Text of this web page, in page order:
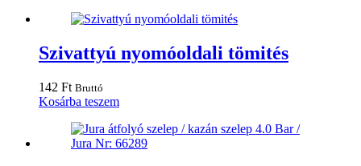
Szivattyú nyomóoldali tömités
142 Ft Bruttó
Kosárba teszem